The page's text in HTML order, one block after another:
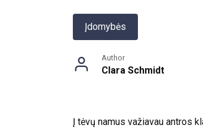
Įdomybės
Author
Clara Schmidt
Į tėvų namus važiavau antros